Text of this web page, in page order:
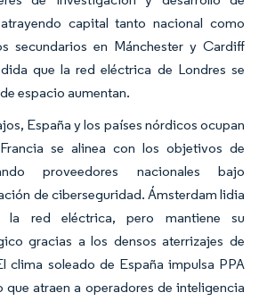
capital tanto nacional como
secundarios en Mánchester y Cardiff
que la red eléctrica de Londres se
espacio aumentan.
España y los países nórdicos ocupan
se alinea con los objetivos de
proveedores nacionales bajo
de ciberseguridad. Ámsterdam lidia
la red eléctrica, pero mantiene su
gracias a los densos aterrizajes de
clima soleado de España impulsa PPA
que atraen a operadores de inteligencia